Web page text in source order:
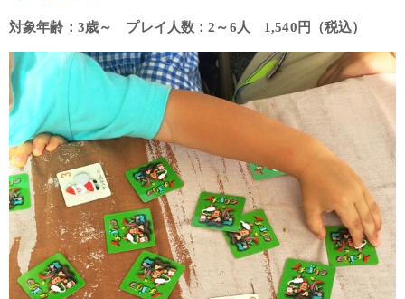
対象年齢：3歳～ プレイ人数：2～6人 1,540円（税込）